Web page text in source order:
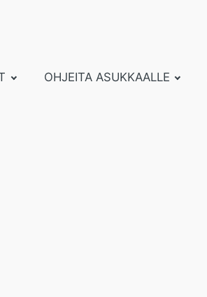
OHJEITA ASUKKAALLE